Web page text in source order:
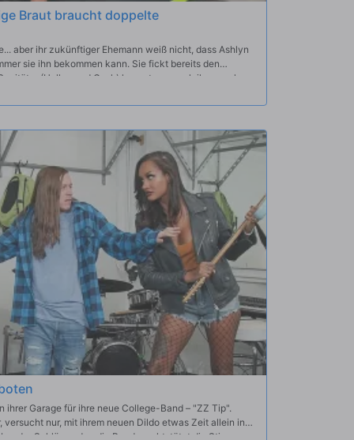
Braut braucht doppelte
aber ihr zukünftiger Ehemann weiß nicht, dass Ashlyn
sie ihn bekommen kann. Sie fickt bereits den
(Hollywood Cash) kommt, um nach ihr zu sehen,
verführt sie auch ihn schnell. Als Mick Ashlyn dabei
wird, kommen die beiden Jungs zu einem epischen
ihrer Garage für ihre neue College-Band – "ZZ Tip".
versucht nur, mit ihrem neuen Dildo etwas Zeit allein in
der Schläger, den die Band macht, tötet die Stimmung.